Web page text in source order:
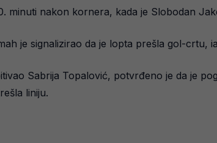
minuti nakon kornera, kada je Slobodan
je signalizirao da je lopta prešla gol-crtu,
Sabrija Topalović, potvrđeno je da je
liniju.